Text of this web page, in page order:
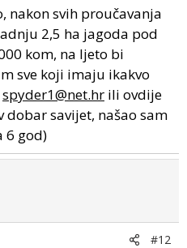
nakon svih proučavanja
2,5 ha jagoda pod
kom, na ljeto bi
sve koji imaju ikakvo
spyder1@net.hr ili ovdije
savijet, našao sam
6 god)
#12